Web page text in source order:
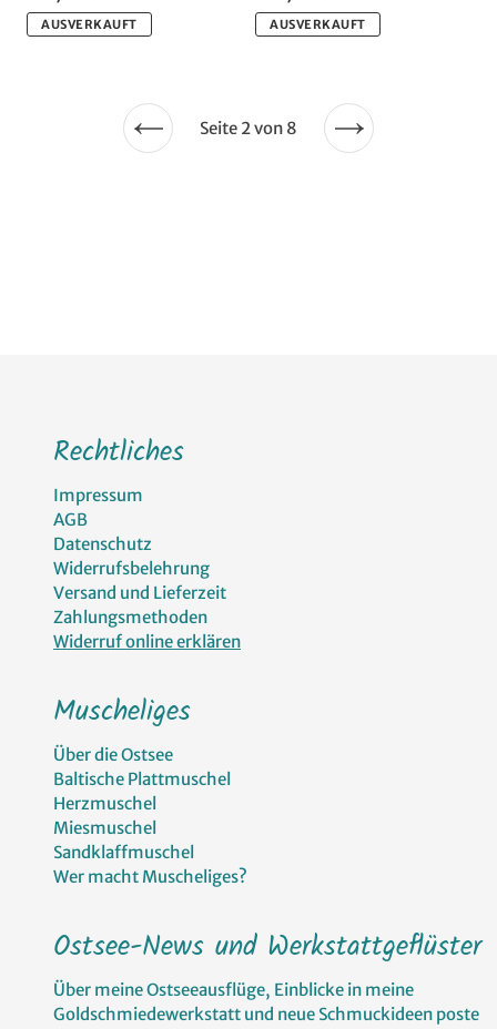
AUSVERKAUFT AUSVERKAUFT
VorherigeSeite 2 von 8
Nächste
Rechtliches
Impressum
AGB
Datenschutz
Widerrufsbelehrung
Versand und Lieferzeit
Zahlungsmethoden
Widerruf online erklären
Muscheliges
Über die Ostsee
Baltische Plattmuschel
Herzmuschel
Miesmuschel
Sandklaffmuschel
Wer macht Muscheliges?
Ostsee-News und Werkstattgeflüster
Über meine Ostseeausflüge, Einblicke in meine
Goldschmiedewerkstatt und neue Schmuckideen poste